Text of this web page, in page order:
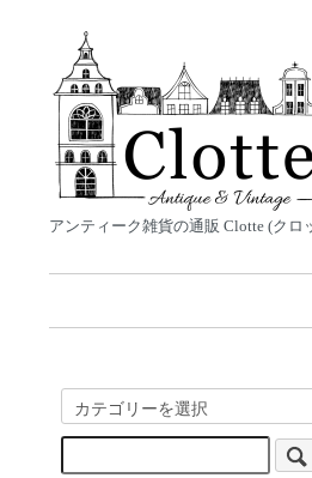
アンティーク雑貨の通販 Clotte (ク